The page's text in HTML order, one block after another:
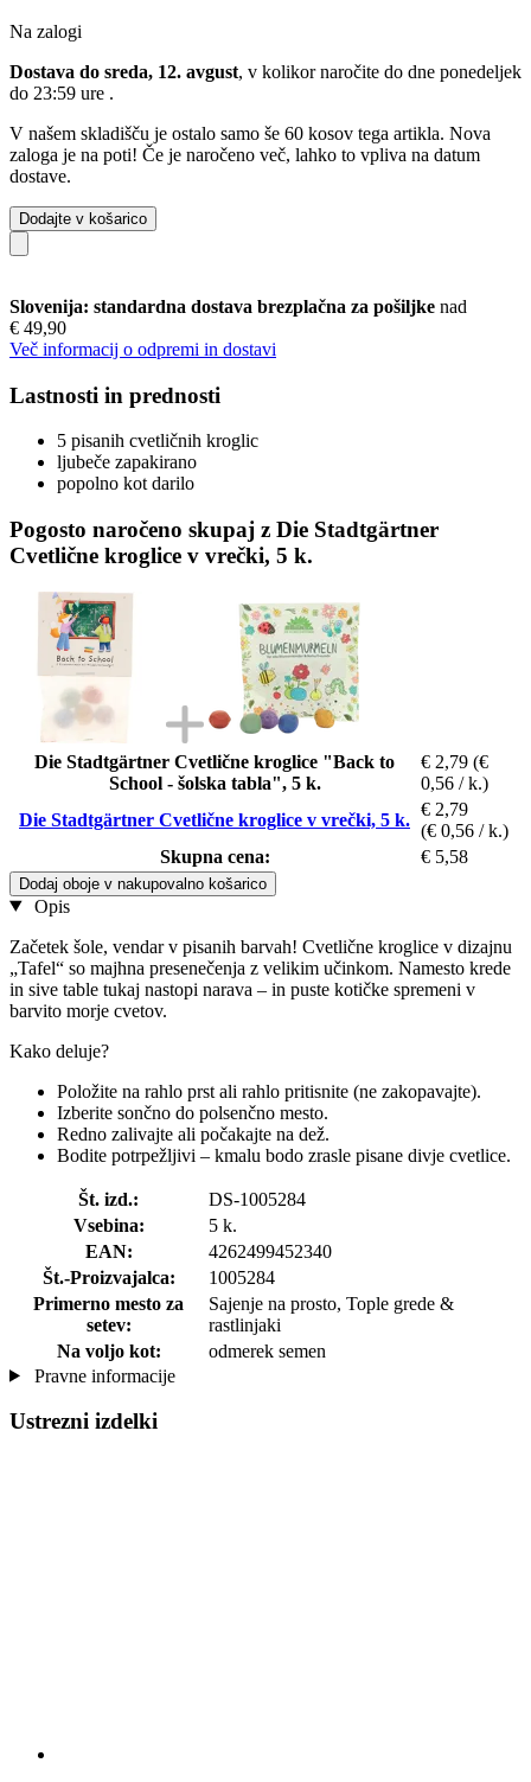
Na zalogi
Dostava do sreda, 12. avgust, v kolikor naročite do dne ponedeljek
do 23:59 ure .
V našem skladišču je ostalo samo še 60 kosov tega artikla. Nova
zaloga je na poti! Če je naročeno več, lahko to vpliva na datum
dostave.
Dodajte v košarico
Slovenija: standardna dostava brezplačna za pošiljke nad
€ 49,90
Več informacij o odpremi in dostavi
Lastnosti in prednosti
5 pisanih cvetličnih kroglic
ljubeče zapakirano
popolno kot darilo
Pogosto naročeno skupaj z Die Stadtgärtner
Cvetlične kroglice v vrečki, 5 k.
Die Stadtgärtner Cvetlične kroglice "Back to
School - šolska tabla", 5 k.
€ 2,79 (€
0,56 / k.)
Die Stadtgärtner Cvetlične kroglice v vrečki, 5 k.
€ 2,79
(€ 0,56 / k.)
Skupna cena:
€ 5,58
Dodaj oboje v nakupovalno košarico
Opis
Začetek šole, vendar v pisanih barvah! Cvetlične kroglice v dizajnu
„Tafel“ so majhna presenečenja z velikim učinkom. Namesto krede
in sive table tukaj nastopi narava – in puste kotičke spremeni v
barvito morje cvetov.
Kako deluje?
Položite na rahlo prst ali rahlo pritisnite (ne zakopavajte).
Izberite sončno do polsenčno mesto.
Redno zalivajte ali počakajte na dež.
Bodite potrpežljivi – kmalu bodo zrasle pisane divje cvetlice.
Št. izd.:
DS-1005284
Vsebina:
5 k.
EAN:
4262499452340
Št.-Proizvajalca:
1005284
Primerno mesto za
setev:
Sajenje na prosto, Tople grede &
rastlinjaki
Na voljo kot:
odmerek semen
Pravne informacije
Ustrezni izdelki